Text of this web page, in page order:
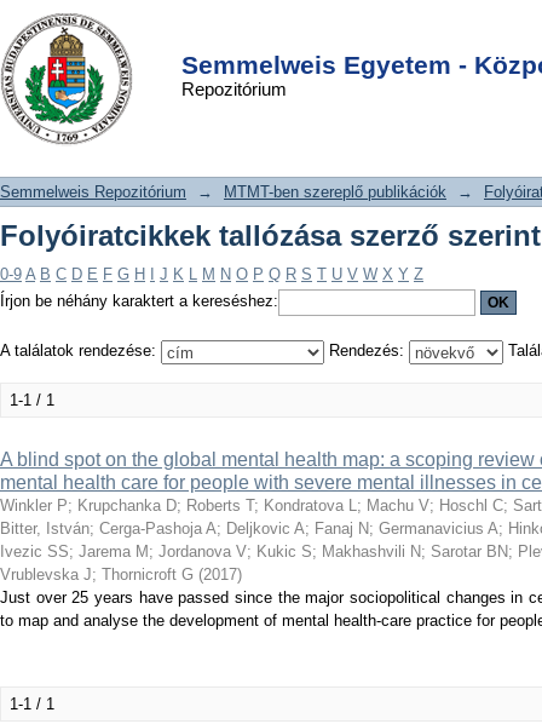
Semmelweis Egyetem -
Repozitórium
Folyóiratcikkek tallózása szerző
szerint "Vrublevska J"
DSpace/Manakin Repository
Semmelweis Repozitórium → MTMT-ben szereplő publikációk →
Folyóiratcikkek tallózása szerző
0-9 A B C D E F G H J K L M N O P Q R S T U V W X Y Z
Írjon be néhány karaktert a kereséshez:
A találatok rendezése: Rendezés:
1-1 / 1
A blind spot on the global mental health map: a scoping
mental health care for people with severe mental illnesses in
Winkler P; Krupchanka D; Roberts T; Kondratova L; Machu V; Hoschl C;
Bitter, István; Cerga-Pashoja A; Deljkovic A; Fanaj N; Germanavicius A;
Ivezic SS; Jarema M ; Jordanova V; Kukic S; Makhashvili N; Sarotar BN;
Vrublevska J; Thornicroft G (2017)
Just over 25 years have passed since the major sociopolitical changes in
to map and analyse the development of mental health-care practice for
1-1 / 1